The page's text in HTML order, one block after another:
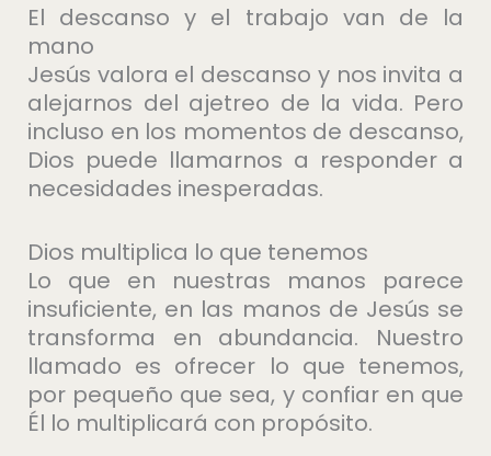
El descanso y el trabajo van de la
mano
Jesús valora el descanso y nos invita a
alejarnos del ajetreo de la vida. Pero
incluso en los momentos de descanso,
Dios puede llamarnos a responder a
necesidades inesperadas.
Dios multiplica lo que tenemos
Lo que en nuestras manos parece
insuficiente, en las manos de Jesús se
transforma en abundancia. Nuestro
llamado es ofrecer lo que tenemos,
por pequeño que sea, y confiar en que
Él lo multiplicará con propósito.